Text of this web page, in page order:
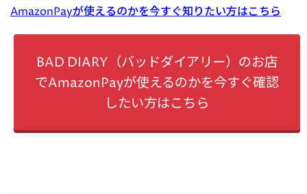
AmazonPayが使えるのかを今すぐ知りたい方はこちら
BAD DIARY（バッドダイアリー）のお店
でAmazonPayが使えるのかを今すぐ確認
したい方はこちら